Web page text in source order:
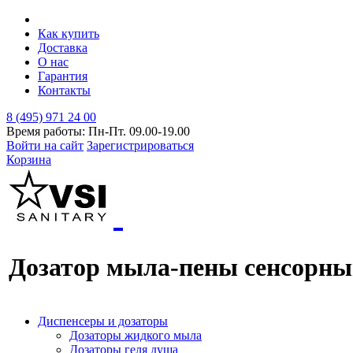
Как купить
Доставка
О нас
Гарантия
Контакты
8 (495) 971 24 00
Время работы: Пн-Пт. 09.00-19.00
Войти на сайт Зарегистрироваться
Корзина
Дозатор мыла-пены
Диспенсеры и дозаторы
Дозаторы жидкого мыла
Дозаторы геля душа